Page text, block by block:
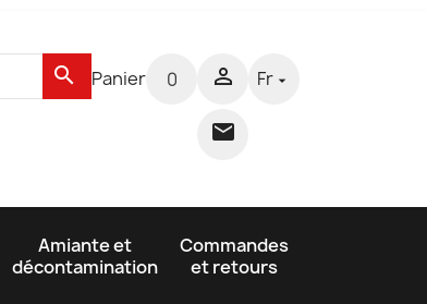
search Panier 0 

Fr 
Amiante et
décontamination
Commandes
et retours